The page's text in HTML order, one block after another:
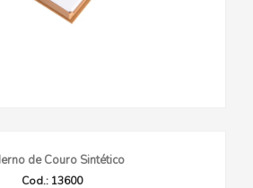
de Couro Sintético
Cod.: 13600